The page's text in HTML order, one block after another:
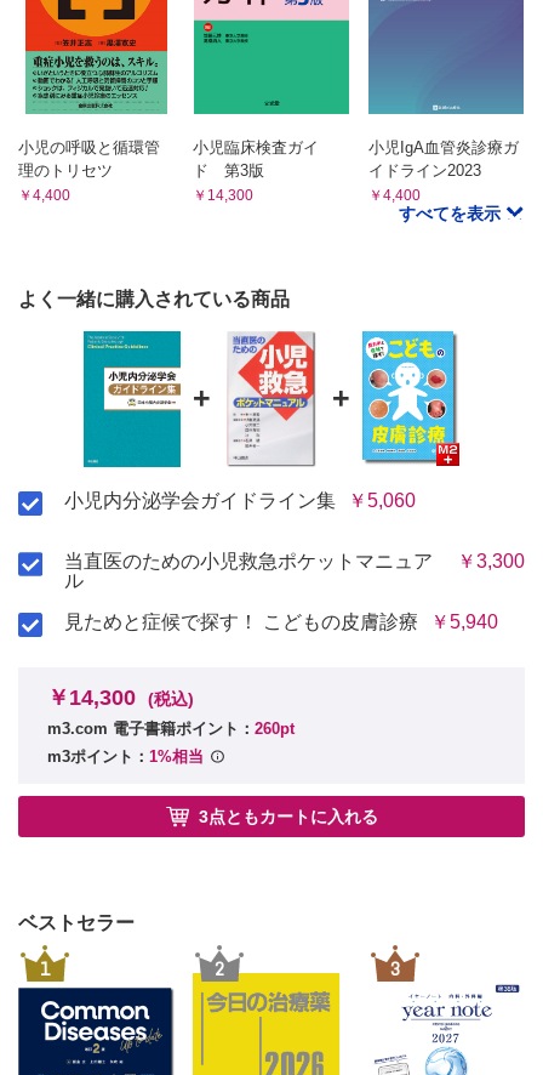
小児の呼吸と循環管
理のトリセツ
￥4,400
小児臨床検査ガイ
ド 第3版
￥14,300
小児IgA血管炎診療ガ
イドライン2023
￥4,400
すべてを表示
よく一緒に購入されている商品
+ +
小児内分泌学会ガイドライン集 ￥5,060
当直医のための小児救急ポケットマニュア
ル
￥3,300
見ためと症候で探す！ こどもの皮膚診療 ￥5,940
￥14,300 (税込)
m3.com 電子書籍ポイント： 260pt
m3ポイント： 1%相当
3点ともカートに入れる
ベストセラー
1 2 3